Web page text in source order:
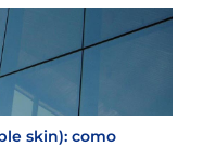
skin): como